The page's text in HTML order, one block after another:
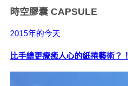
時空膠囊 CAPSULE
2015年的今天
比手繪更療癒人心的紙捲藝術？！